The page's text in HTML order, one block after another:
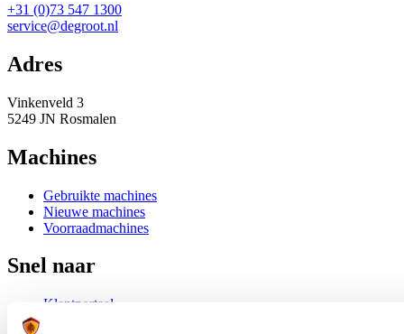
+31 (0)73 547 1300
service@degroot.nl
Adres
Vinkenveld 3
5249 JN Rosmalen
Machines
Gebruikte machines
Nieuwe machines
Voorraadmachines
Snel naar
Klantportaal